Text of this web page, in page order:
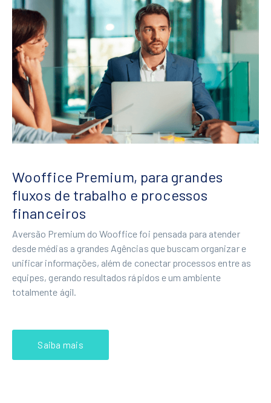
Wooffice Premium, para grandes
fluxos de trabalho e processos
financeiros
Aversão Premium do Wooffice foi pensada para atender
desde médias a grandes Agências que buscam organizar e
unificar informações, além de conectar processos entre as
equipes, gerando resultados rápidos e um ambiente
totalmente ágil.
Saiba mais